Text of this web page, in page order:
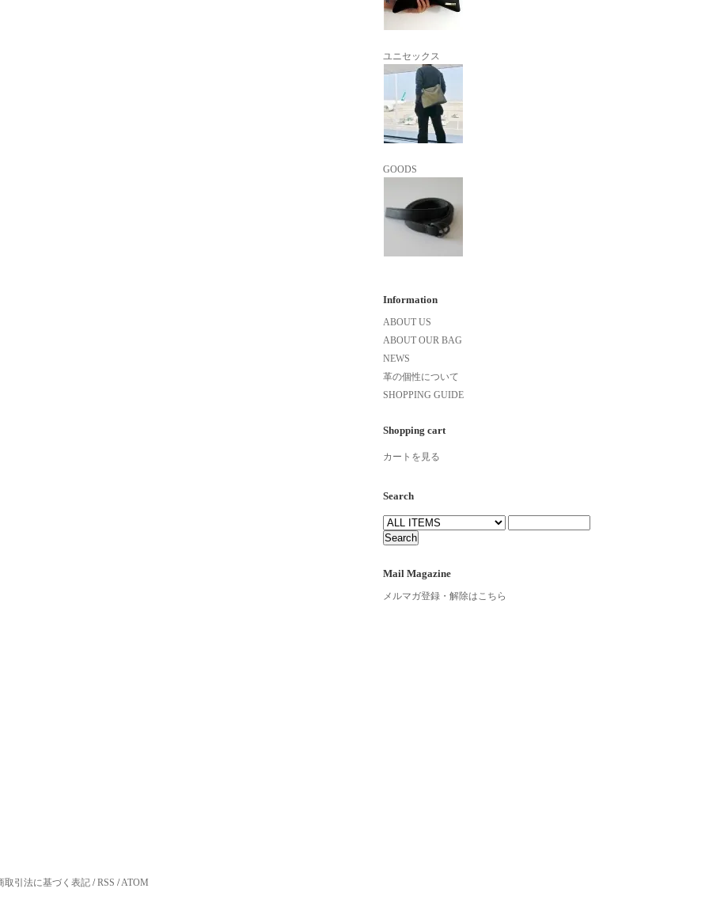
ユニセックス
GOODS
Information
ABOUT US
ABOUT OUR BAG
NEWS
革の個性について
SHOPPING GUIDE
Shopping cart
カートを見る
Search
Mail Magazine
メルマガ登録・解除はこちら
取引法に基づく表記 /RSS /ATOM